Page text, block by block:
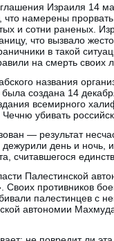
Израиля 14
намерены
и сотни раненых.
что вызвало
в такой
на смерть своих
названия
создана 14
всемирного
убивать
— результат
день и ночь,
считавшегося
Палестинской
противников
палестинцев с
автономии